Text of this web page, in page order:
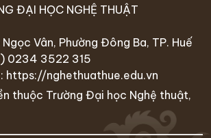
ĐẠI HỌC NGHỆ THUẬT
Vân, Phường Đông Ba, TP. Huế
0234 3522 315
https://nghethuathue.edu.vn
thuộc Trường Đại học Nghệ thuật,